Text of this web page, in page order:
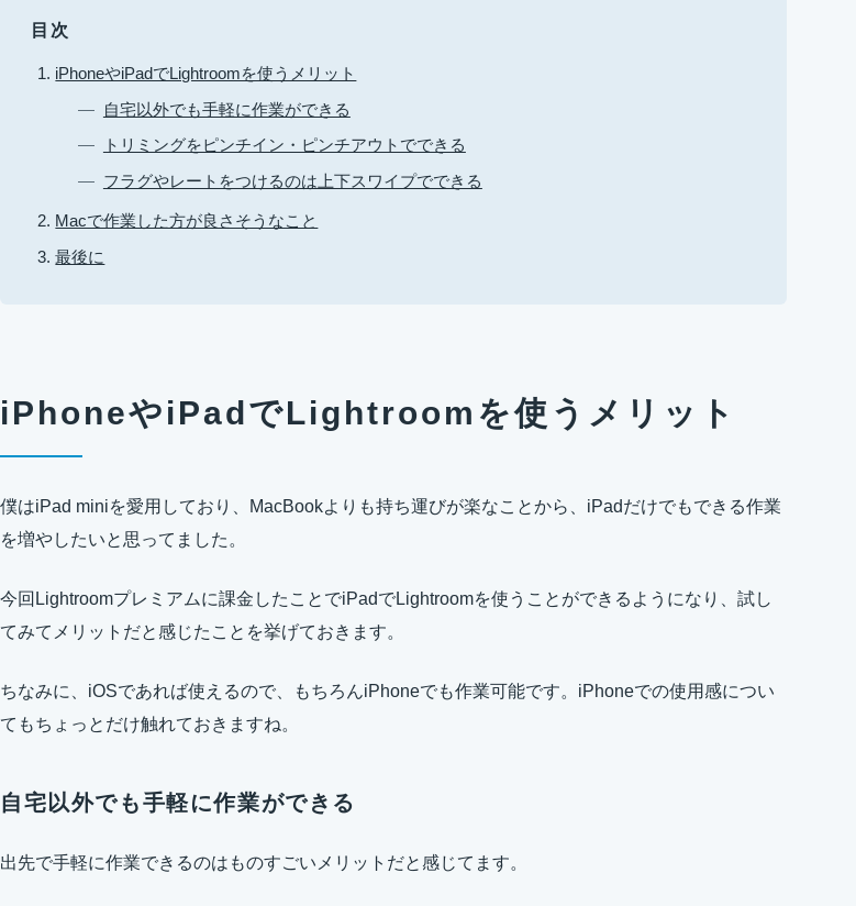
目次
iPhoneやiPadでLightroomを使うメリット
自宅以外でも手軽に作業ができる
トリミングをピンチイン・ピンチアウトでできる
フラグやレートをつけるのは上下スワイプでできる
Macで作業した方が良さそうなこと
最後に
iPhoneやiPadでLightroomを使うメリット
僕はiPad miniを愛用しており、MacBookよりも持ち運びが楽なことから、iPadだけでもできる作業
を増やしたいと思ってました。
今回Lightroomプレミアムに課金したことでiPadでLightroomを使うことができるようになり、試し
てみてメリットだと感じたことを挙げておきます。
ちなみに、iOSであれば使えるので、もちろんiPhoneでも作業可能です。iPhoneでの使用感につい
てもちょっとだけ触れておきますね。
自宅以外でも手軽に作業ができる
出先で手軽に作業できるのはものすごいメリットだと感じてます。